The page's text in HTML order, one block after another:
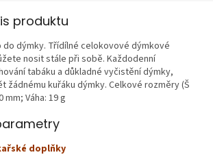
produktu
dýmky. Třídílné celokovové dýmkové
nosit stále při sobě. Každodenní
tabáku a důkladné vyčistění dýmky,
žádnému kuřáku dýmky. Celkové rozměry (Š
mm; Váha: 19 g
doplňky